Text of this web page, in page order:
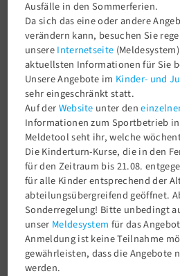
Fax.: 030 93 93 17 42
E-Mail:info@tsv58.de
Öffnungszeiten
Montag
9 -
Dienstag
14 -
Mittwoch
Donnerstag
14 -
Freitag
9 - 13
Samstag
Sonntag
Ausfälle in den Sommerferien.
Da sich das eine oder andere
verändern kann, besuchen Sie
unsereInternetseite
aktuellsten Informationen für Sie
Unsere Angebote im Kinder- und
sehr eingeschränkt statt.
Auf derWebsite unter den
Informationen zum Sportbetrieb
Meldetool seht ihr, welche
Die Kinderturn-Kurse, die in den
für den Zeitraum bis 21.08.
für alle Kinder entsprechend der
abteilungsübergreifend geöffnet.
Sonderregelung! Bitte unbedingt
unser Meldesystem für das
Anmeldung ist keine Teilnahme
gewährleisten, dass die Angebote
werden.